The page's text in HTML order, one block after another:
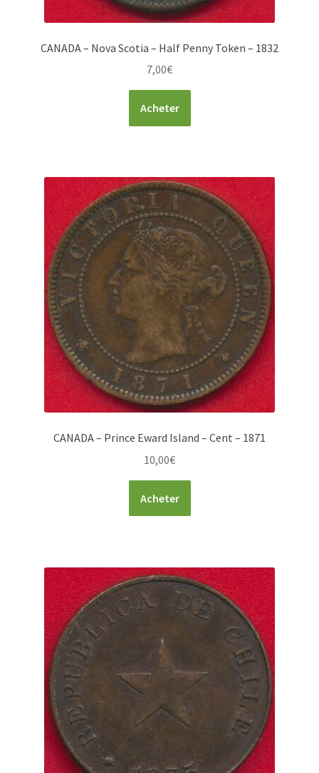
CANADA – Nova Scotia – Half Penny Token – 1832
7,00€
Acheter
CANADA – Prince Eward Island – Cent – 1871
10,00€
Acheter